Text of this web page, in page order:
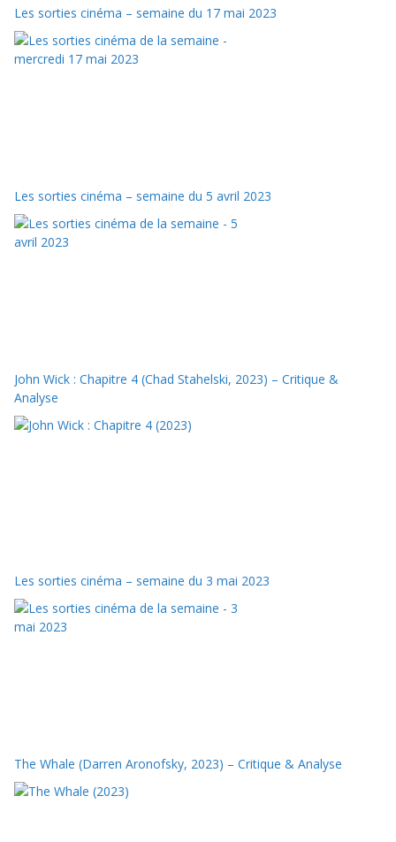
Les sorties cinéma – semaine du 17 mai 2023
Les sorties cinéma – semaine du 5 avril 2023
John Wick : Chapitre 4 (Chad Stahelski, 2023) – Critique &
Analyse
Les sorties cinéma – semaine du 3 mai 2023
The Whale (Darren Aronofsky, 2023) – Critique & Analyse